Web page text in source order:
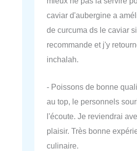
caviar d'aubergine a
de curcuma ds le caviar
recommande et j'y
inchalah.
- Poissons de bonne
au top, le personnels
l'écoute. Je reviendrai
plaisir. Très bonne
culinaire.